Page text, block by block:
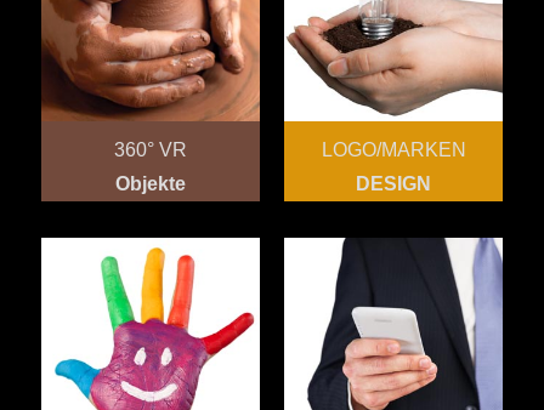
360° VR
Objekte
LOGO/MARKEN
DESIGN